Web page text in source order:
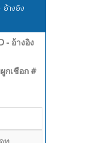
อ้างอิง
- อ้างอิง
กเชือก #
...